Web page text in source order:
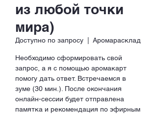
из любой точки
мира)
Доступно по запросу Аромарасклад
Необходимо сформировать свой
запрос, а я с помощью аромакарт
помогу дать ответ. Встречаемся в
зуме (30 мин.). После окончания
онлайн-сессии будет отправлена
памятка и рекомендация по эфирным